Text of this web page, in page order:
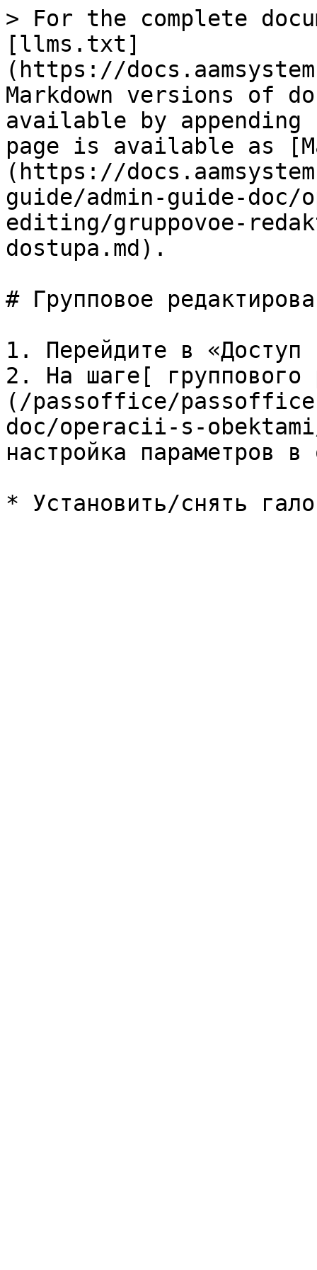
> For the complete
[llms.txt]
(https://
Markdown versions of
available by
page is available as
(https://
guide/admin-guide-
editing/gruppovoe-
dostupa.md).
# Групповое
1. Перейдите в «Доступ
2. На шаге[ группового
(/passoffice/
doc/operacii-s-
настройка параметров